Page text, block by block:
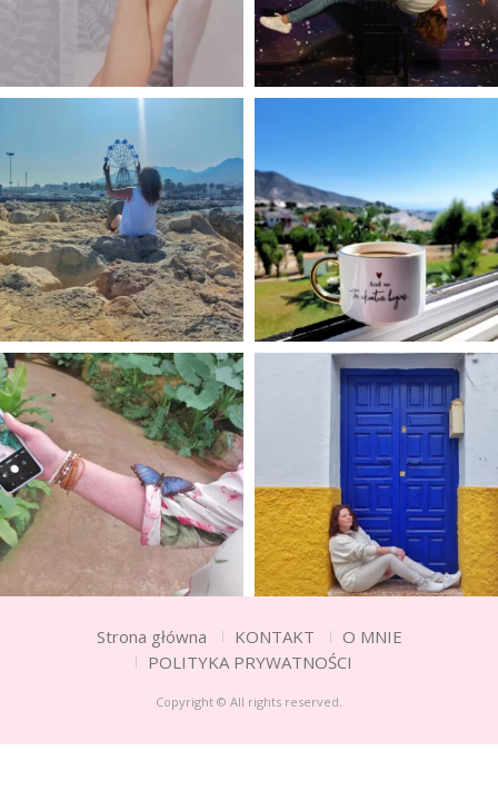
Strona główna KONTAKT
O MNIE
POLITYKA PRYWATNOŚCI
Copyright © All rights reserved.